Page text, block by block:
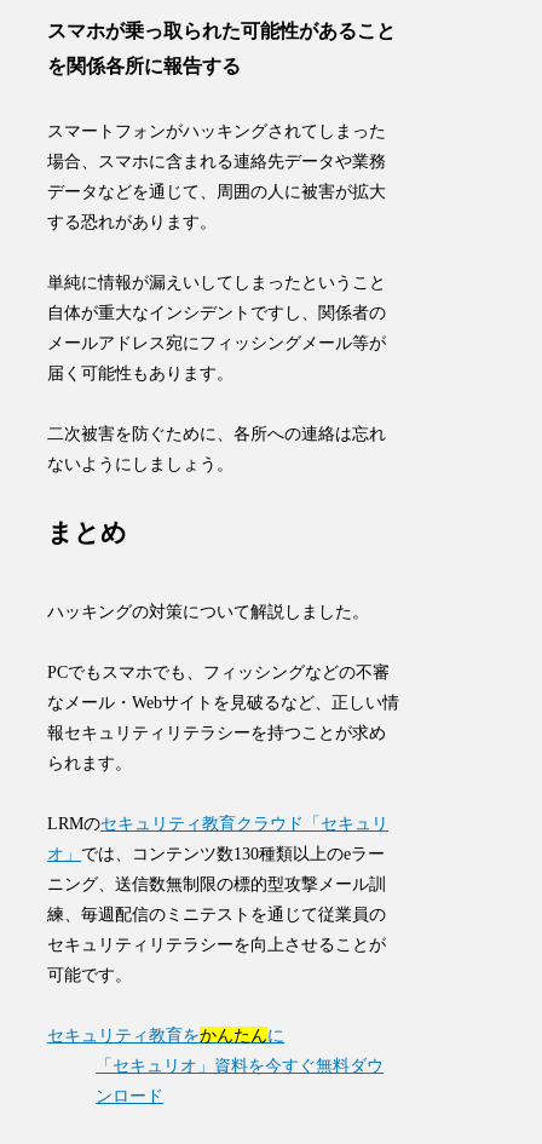
スマホが乗っ取られた可能性があること
を関係各所に報告する
スマートフォンがハッキングされてしまった
場合、スマホに含まれる連絡先データや業務
データなどを通じて、 周囲の人に被害が拡大
する恐れがあります。
単純に情報が漏えいしてしまったということ
自体が重大なインシデントですし、関係者の
メールアドレス宛にフィッシングメール等が
届く可能性もあります。
二次被害を防ぐために、各所への連絡は忘れ
ないようにしましょう。
まとめ
ハッキングの対策について解説しました。
PCでもスマホでも、フィッシングなどの不審
なメール・Webサイトを見破るなど、正しい情
報セキュリティリテラシーを持つことが求め
られます。
LRMのセキュリティ教育クラウド「セキュリ
オ」 では、コンテンツ数130種類以上のeラー
ニング、送信数無制限の標的型攻撃メール訓
練、毎週配信のミニテストを通じて従業員の
セキュリティリテラシーを向上させることが
可能です。
セキュリティ教育をかんたんに
「セキュリオ」資料を今すぐ無料ダウ
ンロード